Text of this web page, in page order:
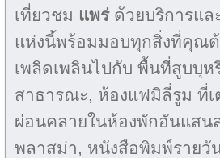
เที่ยวชม แพร่ ด้วยบริการแ
แห่งนี้พร้อมมอบทุกสิ่งที่คุณ
เพลิดเพลินไปกับ พื้นที่สูบบุ
สาธารณะ, ห้องแฟมิลี่รูม ที่เ
ผ่อนคลายในห้องพักอันแส
พลาสม่า, หนังสือพิมพ์รายวัน